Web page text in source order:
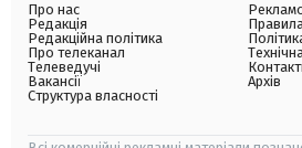
Про нас
Редакція
Редакційна політика
Про телеканал
Телеведучі
Вакансії
Структура власності
Архів